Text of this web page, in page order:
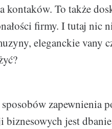
To także
firmy. I tutaj nic
eleganckie vany
zapewnienia
biznesowych jest